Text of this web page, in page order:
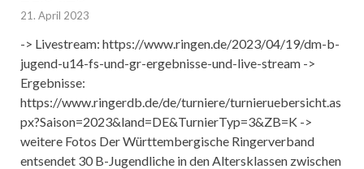
21. April 2023
-> Livestream: https://www.ringen.de/2023/04/19/dm-b-
jugend-u14-fs-und-gr-ergebnisse-und-live-stream ->
Ergebnisse:
https://www.ringerdb.de/de/turniere/turnieruebersicht.as
px?Saison=2023&land=DE&TurnierTyp=3&ZB=K ->
weitere Fotos Der Württembergische Ringerverband
entsendet 30 B-Jugendliche in den Altersklassen zwischen